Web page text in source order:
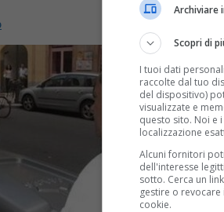
Archiviare
Scopri di
I tuoi dati
raccolte dal tuo
del dispositivo)
visualizzate e
questo sito. Noi e
localizzazione
Alcuni fornitori
dell'interesse
sotto. Cerca un
gestire o
cookie.